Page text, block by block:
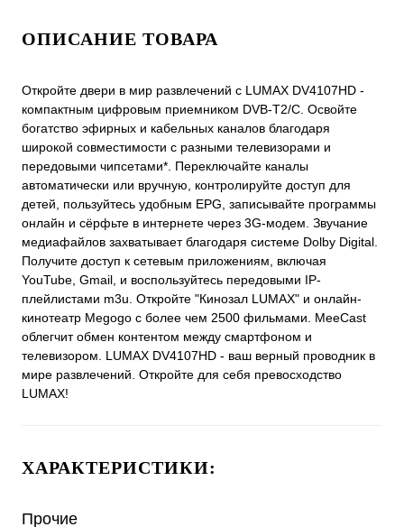
ОПИСАНИЕ ТОВАРА
Откройте двери в мир развлечений с LUMAX DV4107HD -
компактным цифровым приемником DVB-T2/C. Освойте
богатство эфирных и кабельных каналов благодаря
широкой совместимости с разными телевизорами и
передовыми чипсетами*. Переключайте каналы
автоматически или вручную, контролируйте доступ для
детей, пользуйтесь удобным EPG, записывайте программы
онлайн и сёрфьте в интернете через 3G-модем. Звучание
медиафайлов захватывает благодаря системе Dolby Digital.
Получите доступ к сетевым приложениям, включая
YouTube, Gmail, и воспользуйтесь передовыми IP-
плейлистами m3u. Откройте "Кинозал LUMAX" и онлайн-
кинотеатр Megogo с более чем 2500 фильмами. MeeCast
облегчит обмен контентом между смартфоном и
телевизором. LUMAX DV4107HD - ваш верный проводник в
мире развлечений. Откройте для себя превосходство
LUMAX!
ХАРАКТЕРИСТИКИ:
Прочие